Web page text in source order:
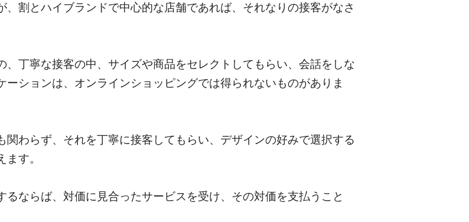
割とハイブランドで中心的な店舗であれば、それなりの接客がなさ
丁寧な接客の中、サイズや商品をセレクトしてもらい、会話をしな
ションは、オンラインショッピングでは得られないものがありま
わらず、それを丁寧に接客してもらい、デザインの好みで選択する
す。
ならば、対価に見合ったサービスを受け、その対価を支払うこと